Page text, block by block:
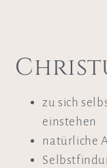
zu sich
einstehen
natürliche